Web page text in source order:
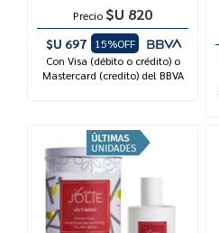
Precio $U 820
$U 697
15%OFF
Con Visa (débito o crédito) o
Mastercard (credito) del BBVA